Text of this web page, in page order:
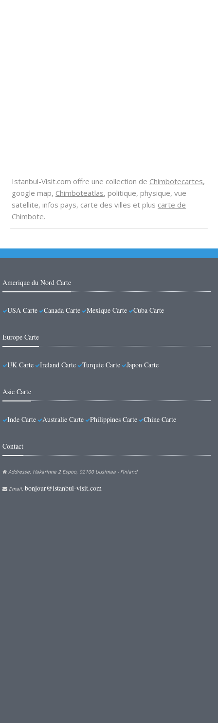
Istanbul-Visit.com offre une collection de Chimbotecartes,
google map, Chimboteatlas, politique, physique, vue
satellite, infos pays, carte des villes et plus carte de
Chimbote.
Amerique du Nord Carte
USA Carte Canada Carte Mexique Carte Cuba Carte
Europe Carte
UK Carte Ireland Carte Turquie Carte Japon Carte
Asie Carte
Inde Carte Australie Carte Philippines Carte Chine Carte
Contact
Addresse: Hakarinne 2 Espoo, 02100 Uusimaa - Finland
Email: bonjour@istanbul-visit.com